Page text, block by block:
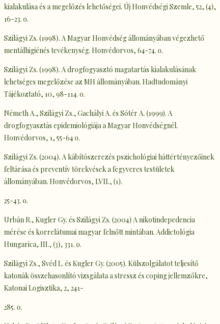
kialakulása és a megelőzés lehetőségei. Új Honvédségi Szemle, 52, (4),
16-23. o.
Szilágyi Zs. (1998). A Magyar Honvédség állományában végezhető
mentálhigiénés tevékenység. Honvédorvos, 64-74. o.
Szilágyi Zs. (1998). A drogfogyasztó magatartás kialakulásának
lehetséges megelőzése az MH állományában. Hadtudományi
Tájékoztató, 10, 98-114. o.
Németh A., Szilágyi Zs., Gachályi A. és Sótér A. (1999). A
drogfogyasztás epidemiológiája a Magyar Honvédségnél.
Honvédorvos, 1, 55-64 o.
Szilágyi Zs. (2004). A kábítószerezés pszichológiai háttértényezőinek
feltárása és preventív törekvések a fegyveres testületek
állományában. Honvédorvos, LVII., (1).
25-43. o.
Urbán R., Kugler Gy. és Szilágyi Zs. (2004) A nikotindepedencia
mérése és korrelátumai magyar felnőtt mintában. Addictológia
Hungarica, III., (3), 331. o.
Szilágyi Zs., Svéd L. és Kugler Gy. (2005). Külszolgálatot teljesítő
katonák összehasonlító vizsgálata a stressz és coping jellemzőkre,
Katonai Logisztika, 2, 241-
285. o.